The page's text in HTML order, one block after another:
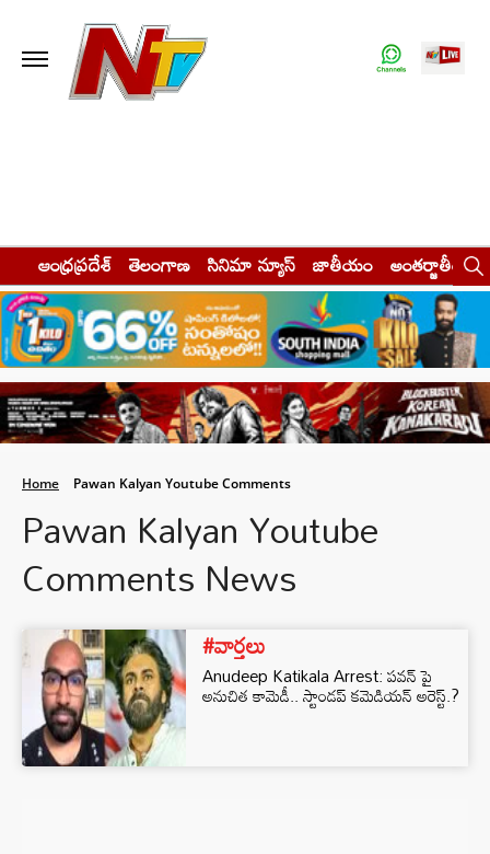
ఆంధ్రప్రదేశ్ తెలంగాణ సినిమా న్యూస్ జాతీయం అంతర్జాతీయం
Home Pawan Kalyan Youtube Comments
Pawan Kalyan Youtube
Comments News
#వార్తలు
Anudeep Katikala Arrest: పవన్ పై
అనుచిత కామెడీ.. స్టాండప్ కమెడియన్ అరెస్ట్.?